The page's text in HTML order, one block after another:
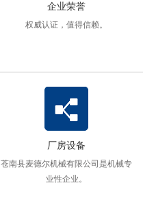
企业荣誉
权威认证，值得信赖。
厂房设备
苍南县麦德尔机械有限公司是机械专
业性企业。